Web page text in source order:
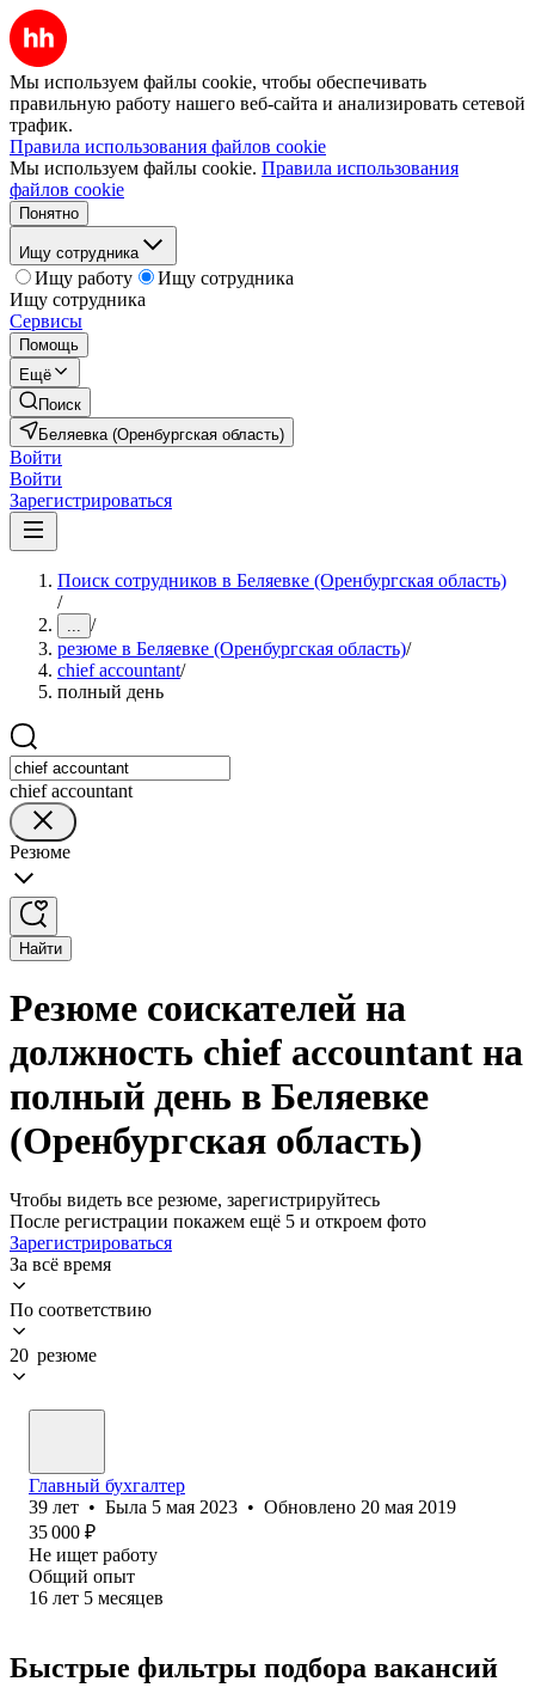
Мы используем файлы cookie, чтобы обеспечивать
правильную работу нашего веб-сайта и анализировать сетевой
трафик.
Правила использования файлов cookie
Мы используем файлы cookie. Правила использования
файлов cookie
Понятно
Ищу сотрудника
Ищу работу
Ищу сотрудника
Ищу сотрудника
Сервисы
Помощь
Ещё
Поиск
Беляевка (Оренбургская область)
Войти
Войти
Зарегистрироваться
Поиск сотрудников в Беляевке (Оренбургская область)
/
... /
резюме в Беляевке (Оренбургская область)/
chief accountant/
полный день
chief accountant
Резюме
Найти
Резюме соискателей на
должность chief accountant на
полный день в Беляевке
(Оренбургская область)
Чтобы видеть все резюме, зарегистрируйтесь
После регистрации покажем ещё 5 и откроем фото
Зарегистрироваться
За всё время
По соответствию
20 резюме
Главный бухгалтер
39 лет • Была 5 мая 2023 • Обновлено 20 мая 2019
35 000 ₽
Не ищет работу
Общий опыт
16 лет 5 месяцев
Быстрые фильтры подбора вакансий